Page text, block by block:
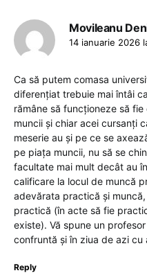
Movileanu
14 ianuarie 2026
Ca să putem comasa
diferențiat trebuie mai întâi
rămâne să funcționeze să
muncii și chiar acei cursanți
meserie au și pe ce se
pe piața muncii, nu să se
facultate mai mult decât au
calificare la locul de muncă
adevărata practică și
practică (în acte să fie
existe). Vă spune un
confruntă și în ziua de azi cu
Reply